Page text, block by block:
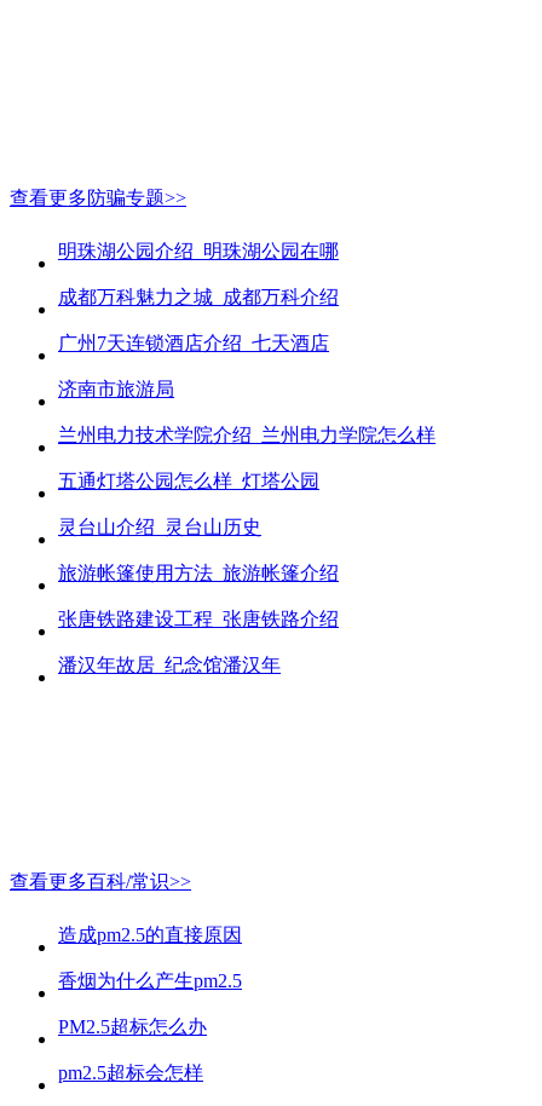
查看更多防骗专题>>
明珠湖公园介绍_明珠湖公园在哪
成都万科魅力之城_成都万科介绍
广州7天连锁酒店介绍_七天酒店
济南市旅游局
兰州电力技术学院介绍_兰州电力学院怎么样
五通灯塔公园怎么样_灯塔公园
灵台山介绍_灵台山历史
旅游帐篷使用方法_旅游帐篷介绍
张唐铁路建设工程_张唐铁路介绍
潘汉年故居_纪念馆潘汉年
查看更多百科/常识>>
造成pm2.5的直接原因
香烟为什么产生pm2.5
PM2.5超标怎么办
pm2.5超标会怎样